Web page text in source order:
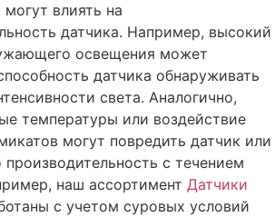
могут влиять на
датчика. Например, высокий
освещения может
датчика обнаруживать
света. Аналогично,
температуры или воздействие
могут повредить датчик или
производительность с течением
наш ассортимент Датчики
с учетом суровых условий